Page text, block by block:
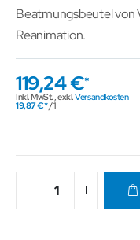
Beatmungsbeutel von
Reanimation.
119,24 €
Inkl. MwSt.,exkl.Versandkosten
19,87 € / 1